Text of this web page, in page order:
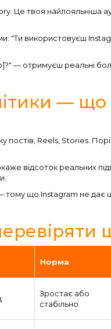
Це твоя найлояльніша
"Ти використовуєш
— отримуєш реальні болі
—
постів, Reels, Stories.
відсоток реальних
тому що Instagram не дає
Норма
Зростає або
стабільно